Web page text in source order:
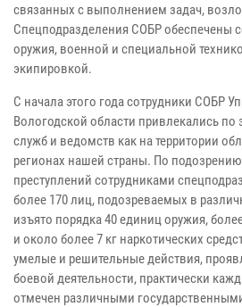
связанных с выполнением задач,
Спецподразделения СОБР обеспечены
оружия, военной и специальной
экипировкой.
С начала этого года сотрудники СОБР
Вологодской области привлекались
служб и ведомств как на территории
регионах нашей страны. По
преступлений сотрудниками
более 170 лиц, подозреваемых в
изъято порядка 40 единиц оружия,
и около более 7 кг наркотических
умелые и решительные действия,
боевой деятельности, практически
отмечен различными